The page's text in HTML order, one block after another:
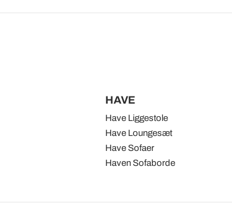
HAVE
Have Liggestole
Have Loungesæt
Have Sofaer
Haven Sofaborde